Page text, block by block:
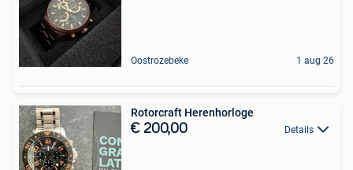
Oostrozebeke 1 aug 26
Rotorcraft Herenhorloge
€ 200,00 Details